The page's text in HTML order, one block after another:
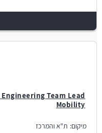
Mobility
מיקום: ת"א והמרכז